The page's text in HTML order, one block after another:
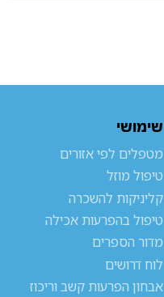
שימושי
מטפלים לפי אזורים
טיפול מוזל
קליניקות להשכרה
טיפול בהפרעות אכילה
מדור הספרים
לוח דרושים
אבחון הפרעות קשב וריכוז